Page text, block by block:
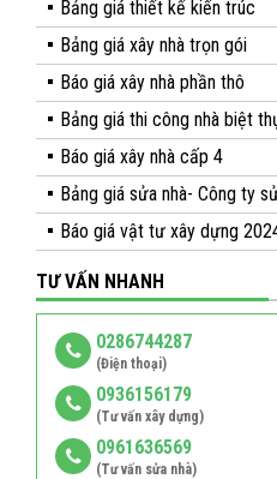
Bảng giá thiết kế kiến trúc
Bảng giá xây nhà trọn gói
Báo giá xây nhà phần thô
Bảng giá thi công nhà biệt
Báo giá xây nhà cấp 4
Bảng giá sửa nhà- Công ty
Báo giá vật tư xây dựng
TƯ VẤN NHANH
0286744287
(Điện thoại)
0936156179
(Tư vấn xây dựng)
0961636569
(Tư vấn sửa nhà)